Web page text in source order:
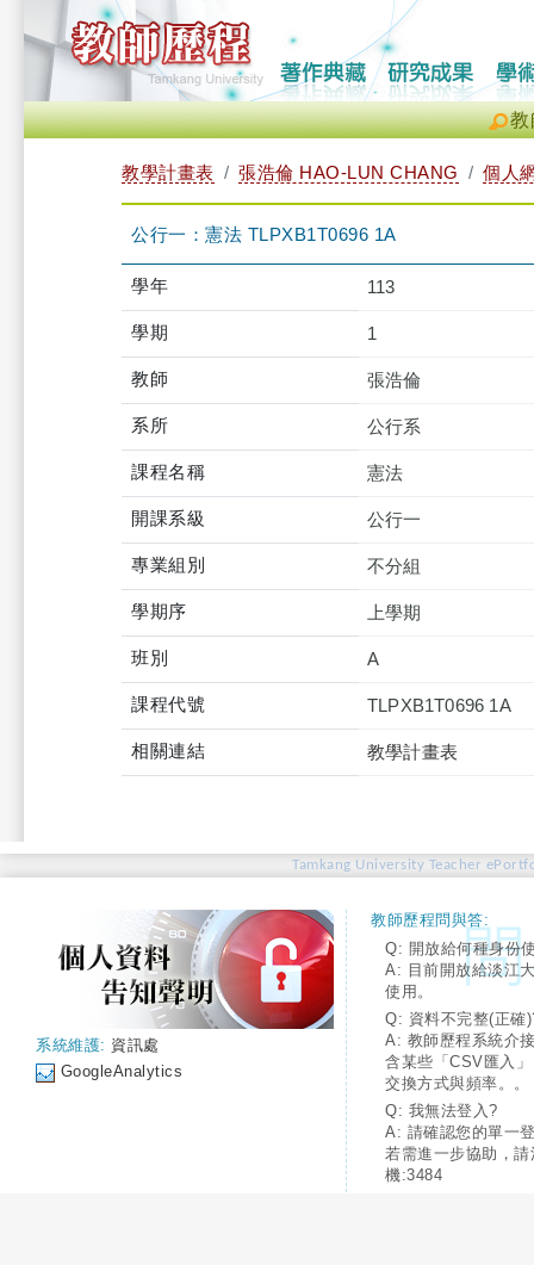
教
教學計畫表 張浩倫 HAO-LUN CHANG 個人
公行一：憲法 TLPXB1T0696 1A
學年 113
學期 1
教師 張浩倫
系所 公行系
課程名稱 憲法
開課系級 公行一
專業組別 不分組
學期序 上學期
班別 A
課程代號 TLPXB1T0696 1A
相關連結 教學計畫表
Tamkang University Teacher
系統維護: 資訊處
GoogleAnalytics
教師歷程問與答:
Q: 開放給何種身份
A: 目前開放給淡江
使用。
Q: 資料不完整(正確
A: 教師歷程系統介
含某些「CSV匯入
交換方式與頻率。。
Q: 我無法登入?
A: 請確認您的單一
若需進一步協助，
機:3484